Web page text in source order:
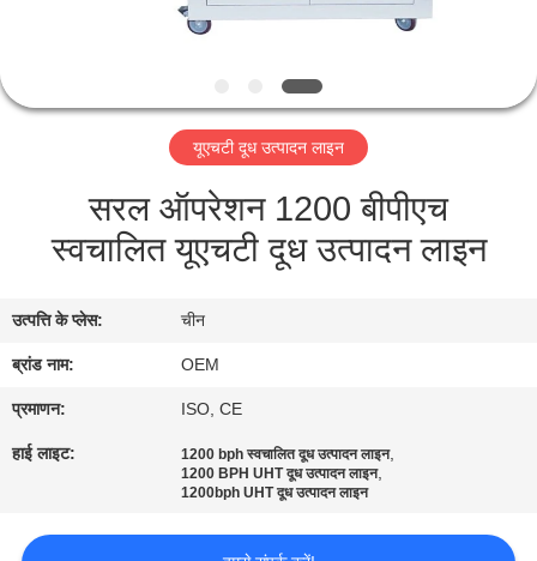
की
विनती
करे
यूएचटी दूध उत्पादन लाइन
सरल ऑपरेशन 1200 बीपीएच
स्वचालित यूएचटी दूध उत्पादन लाइन
उत्पत्ति के प्लेस: चीन
ब्रांड नाम: OEM
प्रमाणन: ISO, CE
हाई लाइट: 1200 bph स्वचालित दूध उत्पादन लाइन,
1200 BPH UHT दूध उत्पादन लाइन,
1200bph UHT दूध उत्पादन लाइन